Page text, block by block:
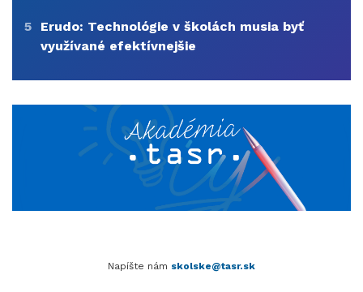
5
Erudo: Technológie v školách musia byť
využívané efektívnejšie
Napíšte nám skolske@tasr.sk